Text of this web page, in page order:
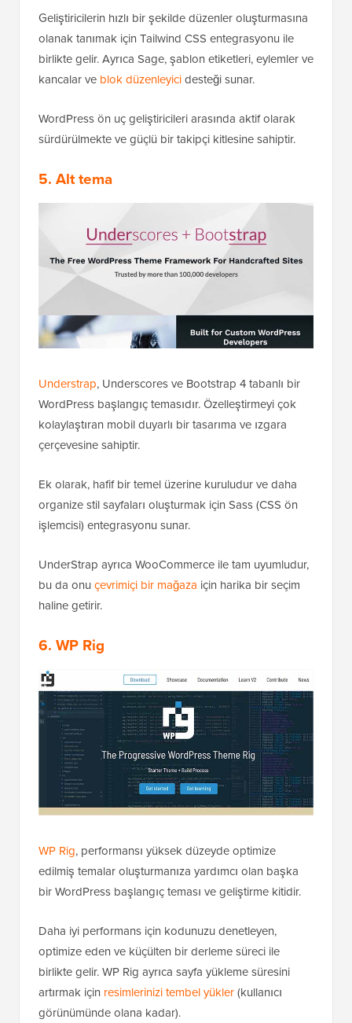
Geliştiricilerin hızlı bir şekilde düzenler oluşturmasına
olanak tanımak için Tailwind CSS entegrasyonu ile
birlikte gelir. Ayrıca Sage, şablon etiketleri, eylemler ve
kancalar ve blok düzenleyicidesteği sunar.
WordPress ön uç geliştiricileri arasında aktif olarak
sürdürülmekte ve güçlü bir takipçi kitlesine sahiptir.
5. Alt tema
Understrap, Underscores ve Bootstrap 4 tabanlı bir
WordPress başlangıç temasıdır. Özelleştirmeyi çok
kolaylaştıran mobil duyarlı bir tasarıma ve ızgara
çerçevesine sahiptir.
Ek olarak, hafif bir temel üzerine kuruludur ve daha
organize stil sayfaları oluşturmak için Sass (CSS ön
işlemcisi) entegrasyonu sunar.
UnderStrap ayrıca WooCommerce ile tam uyumludur,
bu da onu çevrimiçi bir mağaza için harika bir seçim
haline getirir.
6. WP Rig
WP Rig, performansı yüksek düzeyde optimize
edilmiş temalar oluşturmanıza yardımcı olan başka
bir WordPress başlangıç teması ve geliştirme kitidir.
Daha iyi performans için kodunuzu denetleyen,
optimize eden ve küçülten bir derleme süreci ile
birlikte gelir. WP Rig ayrıca sayfa yükleme süresini
artırmak için resimlerinizi tembel yükler(kullanıcı
görünümünde olana kadar).